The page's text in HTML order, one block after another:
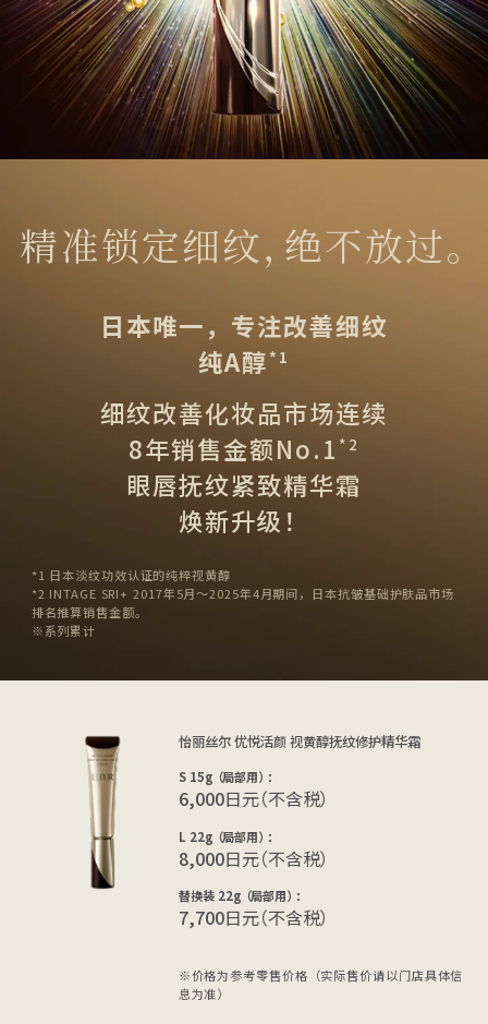
精准锁定细纹，绝不放过。
日本唯一，专注改善细纹
纯A醇 *1
细纹改善化妆品市场连续
8年销售金额No.1 *2
眼唇抚纹紧致精华霜
焕新升级！
*1 日本淡纹功效认证的纯粹视黄醇
*2 INTAGE SRI+ 2017年5月〜2025年4月期间，日本抗皱基础护肤品市场
排名推算销售金额。
※系列累计
怡丽丝尔 优悦活颜 视黄醇抚纹修护精华霜
S 15g （局部用） ：
6,000日元（不含税）
L 22g （局部用） ：
8,000日元（不含税）
替换装 22g （局部用） ：
7,700日元（不含税）
※价格为参考零售价格（实际售价请以门店具体信
息为准）